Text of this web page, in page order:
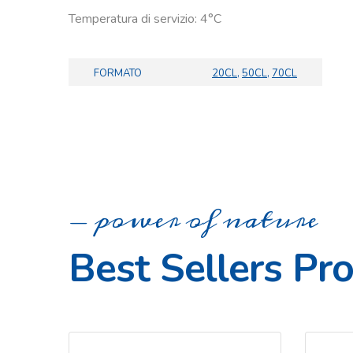
Temperatura di servizio: 4°C
FORMATO 20CL, 50CL, 70CL
power of nature
Best Sellers